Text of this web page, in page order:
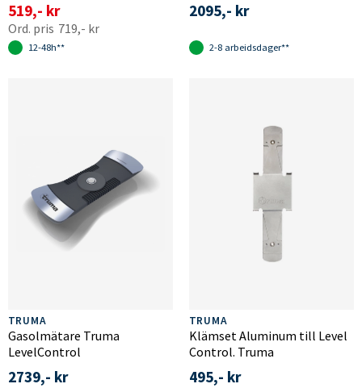
519,- kr
719,- kr
12-48h**
2095,- kr
2-8 arbeidsdager**
TRUMA
Gasolmätare Truma
LevelControl
2739,- kr
TRUMA
Klämset Aluminum till Level
Control. Truma
495,- kr